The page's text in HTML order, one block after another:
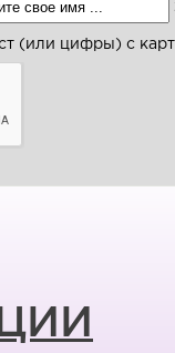
(или цифры) с